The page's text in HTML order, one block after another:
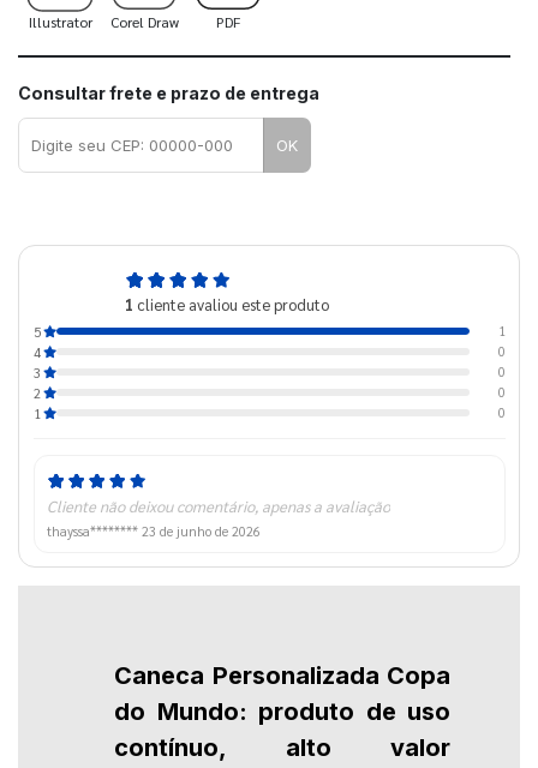
Illustrator Corel Draw PDF
Consultar frete e prazo de entrega
OK
1 cliente avaliou este produto
5
1
4
0
3
0
2
0
1
0
Cliente não deixou comentário, apenas a avaliação
thayssa******** 23 de junho de 2026
Caneca Personalizada Copa
do Mundo: produto de uso
contínuo, alto valor